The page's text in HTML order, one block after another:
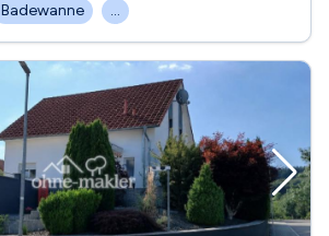
Badewanne ...